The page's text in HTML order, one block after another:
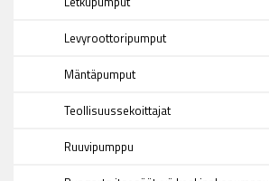
Levyroottoripumput
Mäntäpumput
Teollisuussekoittajat
Ruuvipumppu